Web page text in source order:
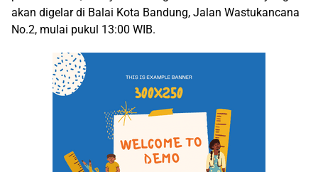
akan digelar di Balai Kota Bandung, Jalan Wastukancana
No.2, mulai pukul 13:00 WIB.